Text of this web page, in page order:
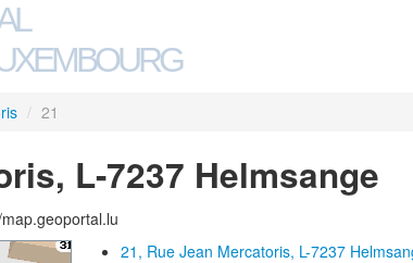
/ 21
L-7237 Helmsange
21, Rue Jean Mercatoris, L-7237